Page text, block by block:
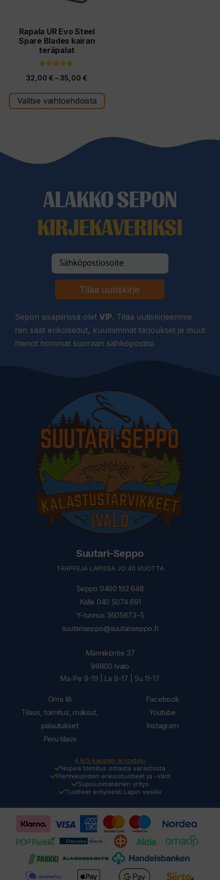
Rapala UR Evo Steel
Spare Blades kairan
teräpalat
5:stä
32,00 € – 35,00 €
-
Valitse vaihtoehdoista
tuotteen
sivulla.
ALAKKO SEPON
KIRJEKAVERIKSI
Tilaa uutiskirje
Sepon sisäpiirissä olet VIP. Tilaa uutiskirjeemme
niin saat erikoisedut, kuumimmat tarjoukset ja muut
hienot hommat suoraan sähköpostiisi.
Suutari-Seppo
TÄRPPEJÄ LAPISSA JO 40 VUOTTA
Seppo 0400 192 648
Kalle 040 5074 691
Y-tunnus 3605673-5
suutariseppo@suutariseppo.fi
Oma tili
Tilaus, toimitus, maksut,
palautukset
Peru tilaus
Männiköntie 37
99800 Ivalo
Ma-Pe 9-19 | La 9-17 | Su 11-17
Facebook
Youtube
Instagram
4.9/5 kaupan arvostelu
Nopea toimitus omasta varastosta
Pientekijöiden erikoistuotteet ja -värit
Supisuomalainen yritys
Tuotteet erityisesti Lapin vesille